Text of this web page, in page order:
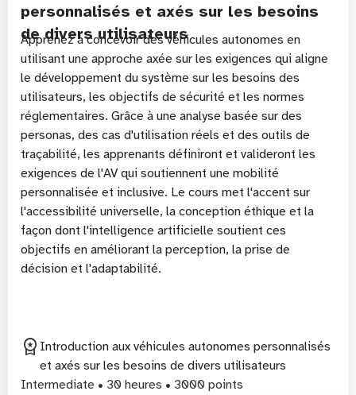
personnalisés et axés sur les besoins
de divers utilisateurs
Apprenez à concevoir des véhicules autonomes en
utilisant une approche axée sur les exigences qui aligne
le développement du système sur les besoins des
utilisateurs, les objectifs de sécurité et les normes
réglementaires. Grâce à une analyse basée sur des
personas, des cas d'utilisation réels et des outils de
traçabilité, les apprenants définiront et valideront les
exigences de l'AV qui soutiennent une mobilité
personnalisée et inclusive. Le cours met l'accent sur
l'accessibilité universelle, la conception éthique et la
façon dont l'intelligence artificielle soutient ces
objectifs en améliorant la perception, la prise de
décision et l'adaptabilité.
workspace_premium Introduction aux véhicules autonomes personnalisés
et axés sur les besoins de divers utilisateurs
Intermediate • 30 heures • 3000 points